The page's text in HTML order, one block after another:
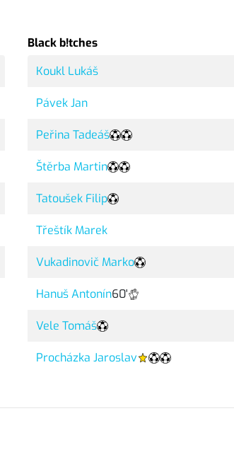
Black b!tches
Koukl Lukáš
Pávek Jan
Peřina Tadeáš
Štěrba Martin
Tatoušek Filip
Třeštík Marek
Vukadinovič Marko
Hanuš Antonín60'
Vele Tomáš
Procházka Jaroslav